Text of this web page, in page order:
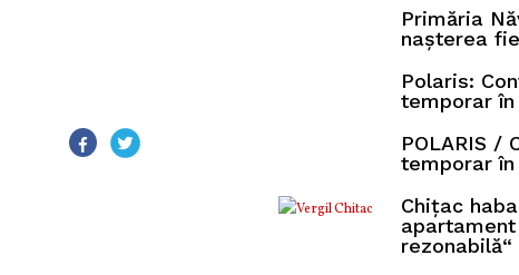
Primăria
nașterea
Polaris:
temporar
POLARIS /
temporar
Chițac
rezonabilă“